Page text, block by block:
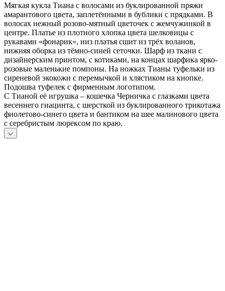
Мягкая кукла Тиана с волосами из буклированной пряжи
амарантового цвета, заплетёнными в бублики с прядками. В
волосах нежный розово-мятный цветочек с жемчужинкой в
центре. Платье из плотного хлопка цвета шелковицы с
рукавами «фонарик», низ платья сшит из трёх воланов,
нижняя оборка из тёмно-синей сеточки. Шарф из ткани с
дизайнерским принтом, с котиками, на концах шарфика ярко-
розовые маленькие помпоны. На ножках Тианы туфельки из
сиреневой экокожи с перемычкой и хлястиком на кнопке.
Подошва туфелек с фирменным логотипом.
С Тианой её игрушка – кошечка Черничка с глазками цвета
весеннего гиацинта, с шерсткой из буклированного трикотажа
фиолетово-синего цвета и бантиком на шее малинового цвета
с серебристым люрексом по краю.